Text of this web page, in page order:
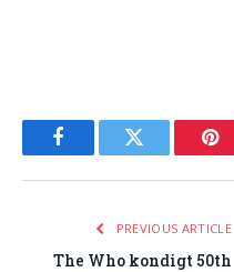
FacebookTwitter
PREVIOUS ARTICLE
The Who kondigt 50th